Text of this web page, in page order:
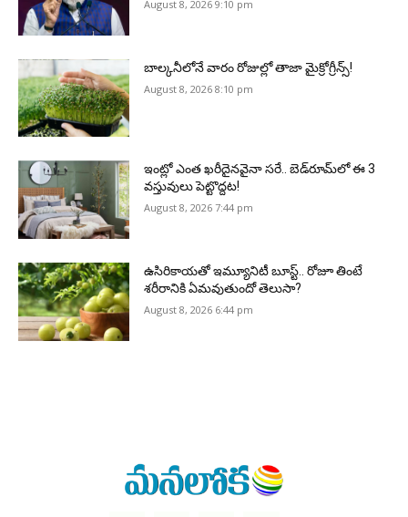
August 8, 2026 9:10 pm
బాల్కనీలోనే వారం రోజుల్లో తాజా మైక్రోగ్రీన్స్‌!
August 8, 2026 8:10 pm
ఇంట్లో ఎంత ఖరీదైనవైనా సరే.. బెడ్‌రూమ్‌లో ఈ 3
వస్తువులు పెట్టొద్దట!
August 8, 2026 7:44 pm
ఉసిరికాయతో ఇమ్యూనిటీ బూస్ట్‌.. రోజూ తింటే
శరీరానికి ఏమవుతుందో తెలుసా?
August 8, 2026 6:44 pm